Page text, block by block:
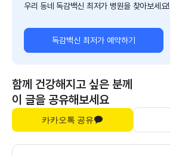
우리 동네 독감백신 최저가 병원을 찾아보세요!
독감백신 최저가 예약하기
함께 건강해지고 싶은 분께
이 글을 공유해보세요
카카오톡 공유